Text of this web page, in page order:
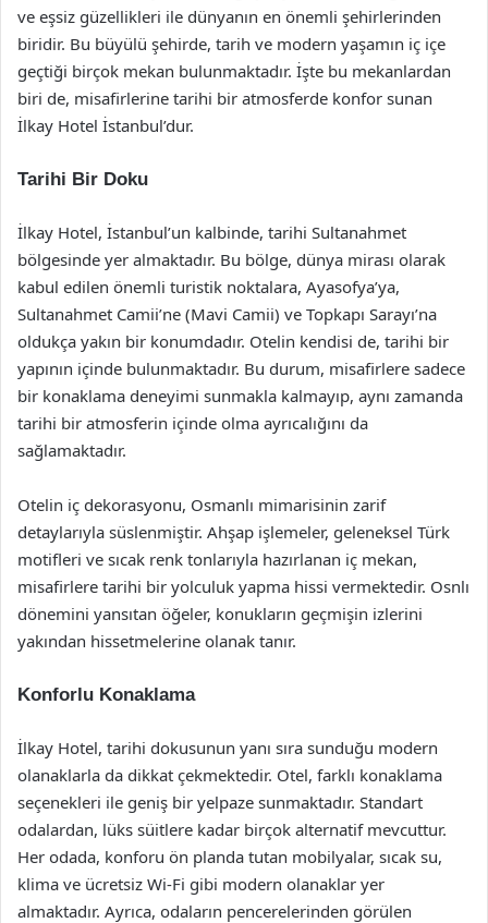
ve eşsiz güzellikleri ile dünyanın en önemli şehirlerinden
biridir. Bu büyülü şehirde, tarih ve modern yaşamın iç içe
geçtiği birçok mekan bulunmaktadır. İşte bu mekanlardan
biri de, misafirlerine tarihi bir atmosferde konfor sunan
İlkay Hotel İstanbul’dur.
Tarihi Bir Doku
İlkay Hotel, İstanbul’un kalbinde, tarihi Sultanahmet
bölgesinde yer almaktadır. Bu bölge, dünya mirası olarak
kabul edilen önemli turistik noktalara, Ayasofya’ya,
Sultanahmet Camii’ne (Mavi Camii) ve Topkapı Sarayı’na
oldukça yakın bir konumdadır. Otelin kendisi de, tarihi bir
yapının içinde bulunmaktadır. Bu durum, misafirlere sadece
bir konaklama deneyimi sunmakla kalmayıp, aynı zamanda
tarihi bir atmosferin içinde olma ayrıcalığını da
sağlamaktadır.
Otelin iç dekorasyonu, Osmanlı mimarisinin zarif
detaylarıyla süslenmiştir. Ahşap işlemeler, geleneksel Türk
motifleri ve sıcak renk tonlarıyla hazırlanan iç mekan,
misafirlere tarihi bir yolculuk yapma hissi vermektedir. Osnlı
dönemini yansıtan öğeler, konukların geçmişin izlerini
yakından hissetmelerine olanak tanır.
Konforlu Konaklama
İlkay Hotel, tarihi dokusunun yanı sıra sunduğu modern
olanaklarla da dikkat çekmektedir. Otel, farklı konaklama
seçenekleri ile geniş bir yelpaze sunmaktadır. Standart
odalardan, lüks süitlere kadar birçok alternatif mevcuttur.
Her odada, konforu ön planda tutan mobilyalar, sıcak su,
klima ve ücretsiz Wi-Fi gibi modern olanaklar yer
almaktadır. Ayrıca, odaların pencerelerinden görülen